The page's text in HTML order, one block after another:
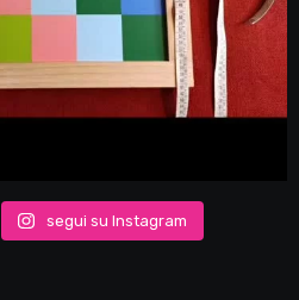
segui su Instagram